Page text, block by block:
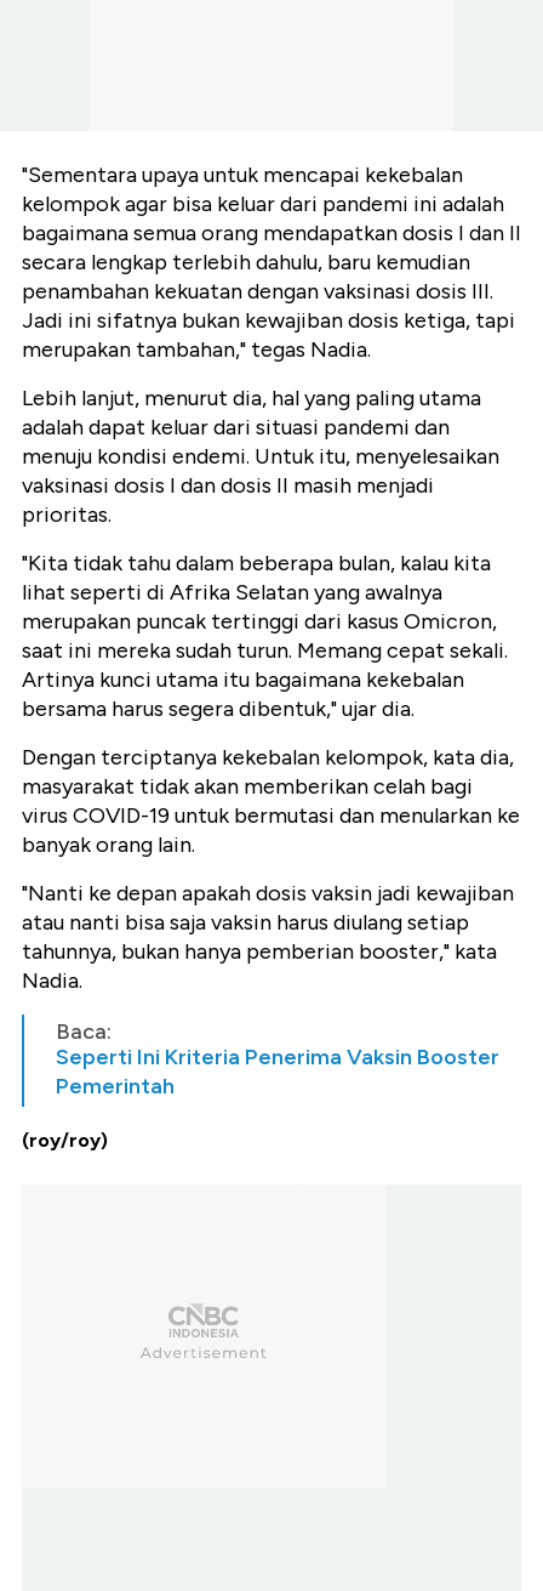
"Sementara upaya untuk mencapai kekebalan
kelompok agar bisa keluar dari pandemi ini adalah
bagaimana semua orang mendapatkan dosis I dan II
secara lengkap terlebih dahulu, baru kemudian
penambahan kekuatan dengan vaksinasi dosis III.
Jadi ini sifatnya bukan kewajiban dosis ketiga, tapi
merupakan tambahan," tegas Nadia.
Lebih lanjut, menurut dia, hal yang paling utama
adalah dapat keluar dari situasi pandemi dan
menuju kondisi endemi. Untuk itu, menyelesaikan
vaksinasi dosis I dan dosis II masih menjadi
prioritas.
"Kita tidak tahu dalam beberapa bulan, kalau kita
lihat seperti di Afrika Selatan yang awalnya
merupakan puncak tertinggi dari kasus Omicron,
saat ini mereka sudah turun. Memang cepat sekali.
Artinya kunci utama itu bagaimana kekebalan
bersama harus segera dibentuk," ujar dia.
Dengan terciptanya kekebalan kelompok, kata dia,
masyarakat tidak akan memberikan celah bagi
virus COVID-19 untuk bermutasi dan menularkan ke
banyak orang lain.
"Nanti ke depan apakah dosis vaksin jadi kewajiban
atau nanti bisa saja vaksin harus diulang setiap
tahunnya, bukan hanya pemberian booster," kata
Nadia.
Baca:
Seperti Ini Kriteria Penerima Vaksin Booster
Pemerintah
(roy/roy)